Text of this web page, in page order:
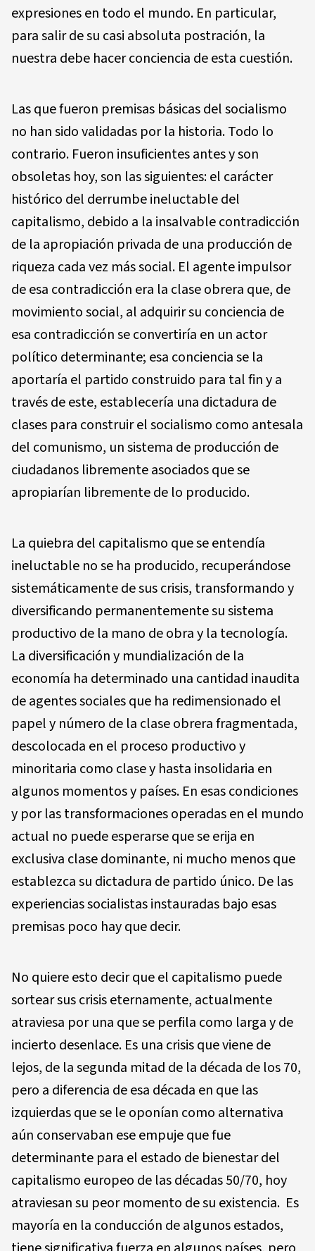
expresiones en todo el mundo. En particular,
para salir de su casi absoluta postración, la
nuestra debe hacer conciencia de esta cuestión.
Las que fueron premisas básicas del socialismo
no han sido validadas por la historia. Todo lo
contrario. Fueron insuficientes antes y son
obsoletas hoy, son las siguientes: el carácter
histórico del derrumbe ineluctable del
capitalismo, debido a la insalvable contradicción
de la apropiación privada de una producción de
riqueza cada vez más social. El agente impulsor
de esa contradicción era la clase obrera que, de
movimiento social, al adquirir su conciencia de
esa contradicción se convertiría en un actor
político determinante; esa conciencia se la
aportaría el partido construido para tal fin y a
través de este, establecería una dictadura de
clases para construir el socialismo como antesala
del comunismo, un sistema de producción de
ciudadanos libremente asociados que se
apropiarían libremente de lo producido.
La quiebra del capitalismo que se entendía
ineluctable no se ha producido, recuperándose
sistemáticamente de sus crisis, transformando y
diversificando permanentemente su sistema
productivo de la mano de obra y la tecnología.
La diversificación y mundialización de la
economía ha determinado una cantidad inaudita
de agentes sociales que ha redimensionado el
papel y número de la clase obrera fragmentada,
descolocada en el proceso productivo y
minoritaria como clase y hasta insolidaria en
algunos momentos y países. En esas condiciones
y por las transformaciones operadas en el mundo
actual no puede esperarse que se erija en
exclusiva clase dominante, ni mucho menos que
establezca su dictadura de partido único. De las
experiencias socialistas instauradas bajo esas
premisas poco hay que decir.
No quiere esto decir que el capitalismo puede
sortear sus crisis eternamente, actualmente
atraviesa por una que se perfila como larga y de
incierto desenlace. Es una crisis que viene de
lejos, de la segunda mitad de la década de los 70,
pero a diferencia de esa década en que las
izquierdas que se le oponían como alternativa
aún conservaban ese empuje que fue
determinante para el estado de bienestar del
capitalismo europeo de las décadas 50/70, hoy
atraviesan su peor momento de su existencia. Es
mayoría en la conducción de algunos estados,